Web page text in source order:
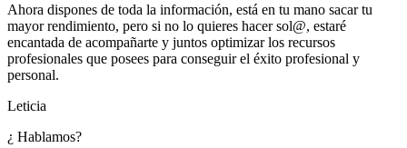
Ahora dispones de toda la información, está en tu mano sacar tu
mayor rendimiento, pero si no lo quieres hacer sol@, estaré
encantada de acompañarte y juntos optimizar los recursos
profesionales que posees para conseguir el éxito profesional y
personal.
Leticia
¿ Hablamos?